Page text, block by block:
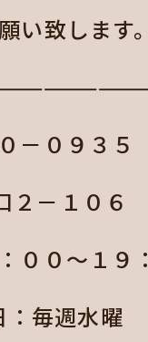
い致します
－０９３５
２－１０
００～１９
：毎週水曜